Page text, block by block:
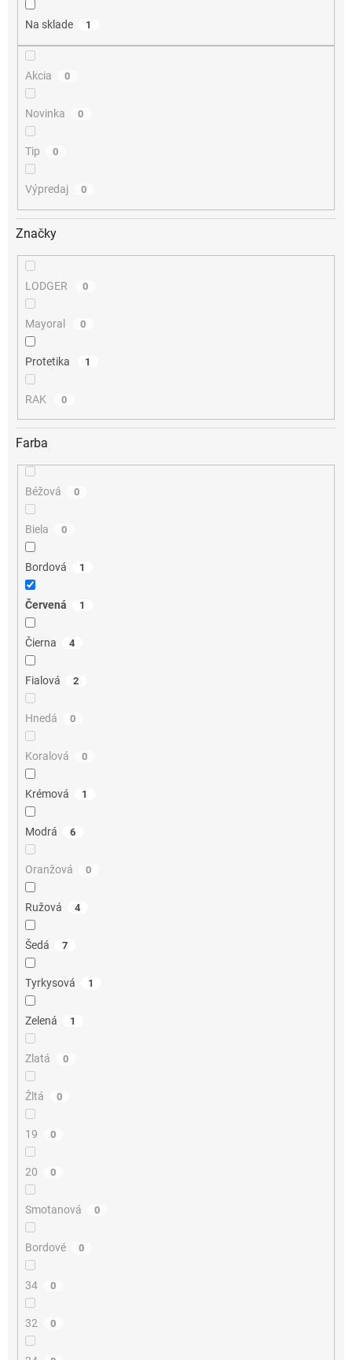
Na sklade 1
Akcia 0
Novinka 0
Tip 0
Výpredaj 0
Značky
LODGER 0
Mayoral 0
Protetika 1
RAK 0
Farba
Béžová 0
Biela 0
Bordová 1
Červená 1
Čierna 4
Fialová 2
Hnedá 0
Koralová 0
Krémová 1
Modrá 6
Oranžová 0
Ružová 4
Šedá 7
Tyrkysová 1
Zelená 1
Zlatá 0
Žltá 0
19 0
20 0
Smotanová 0
Bordové 0
34 0
32 0